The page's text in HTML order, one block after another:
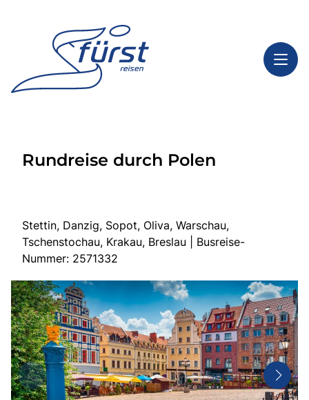
Highlights
Tagesfahrten
Mehrtagesfahrten
Reisebüros
Bus mieten
Kataloge
Rundreise durch Polen
Stettin, Danzig, Sopot, Oliva, Warschau,
Tschenstochau, Krakau, Breslau | Busreise-
Nummer: 2571332